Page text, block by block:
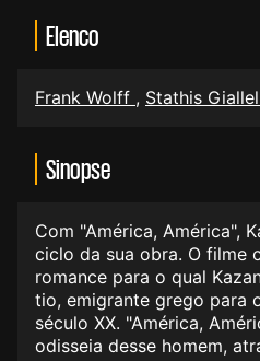
Elenco
Frank Wolff , Stathis
Sinopse
Com "América, América",
ciclo da sua obra. O filme
romance para o qual
tio, emigrante grego para
século XX. "América,
odisseia desse homem,